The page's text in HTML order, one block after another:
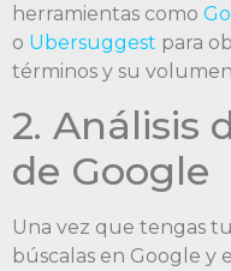
herramientas como
o Ubersuggest para
términos y su
2. Análisis
de Google
Una vez que tengas
búscalas en Google y